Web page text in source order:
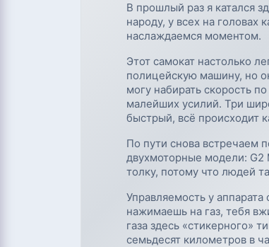
В прошлый раз я катался
народу, у всех на головах
наслаждаемся моментом.
Этот самокат настолько
полицейскую машину, но
могу набирать скорость
малейших усилий. Три
быстрый, всё происходит
По пути снова встречаем
двухмоторные модели: G2
толку, потому что людей
Управляемость у
нажимаешь на газ, тебя
газа здесь «стикерного»
семьдесят километров в